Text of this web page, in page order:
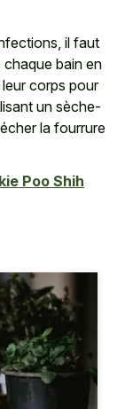
il faut
bain en
corps pour
un sèche-
la fourrure
Poo Shih